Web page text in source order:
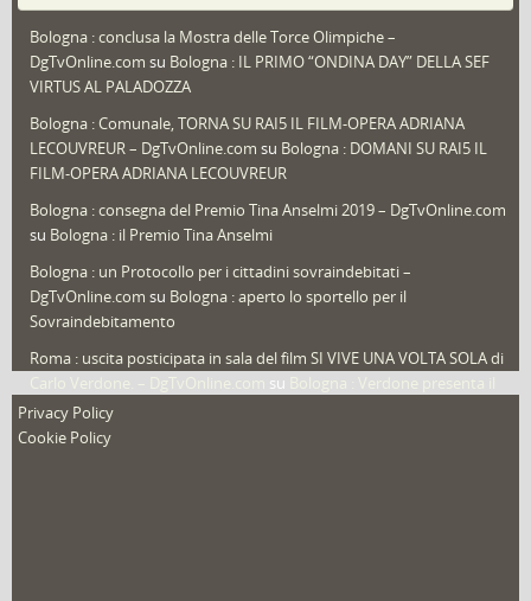
Redazioni(1.049)
Speciali (22)
Sport
That's Bologna Magazine(25)
Video (archivio) (263)
Bologna : conclusa la Mostra delle Torce Olimpiche –
DgTvOnline.com su Bologna : IL PRIMO “ONDINA DAY” DELLA SEF
VIRTUS AL PALADOZZA
Bologna : Comunale, TORNA SU RAI5 IL FILM-OPERA ADRIANA
LECOUVREUR – DgTvOnline.com su Bologna : DOMANI SU RAI5 IL
FILM-OPERA ADRIANA LECOUVREUR
Bologna : consegna del Premio Tina Anselmi 2019 – DgTvOnline.com
su Bologna : il Premio Tina Anselmi
Bologna : un Protocollo per i cittadini sovraindebitati –
DgTvOnline.com su Bologna : aperto lo sportello per il
Sovraindebitamento
Roma : uscita posticipata in sala del film SI VIVE UNA VOLTA SOLA di
su
nuovo film
Privacy Policy
Cookie Policy